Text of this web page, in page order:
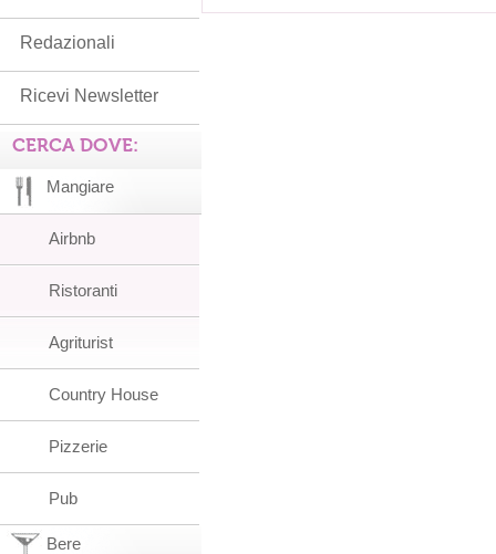
Redazionali
Ricevi Newsletter
CERCA DOVE:
Mangiare
Airbnb
Ristoranti
Agriturist
Country House
Pizzerie
Pub
Bere